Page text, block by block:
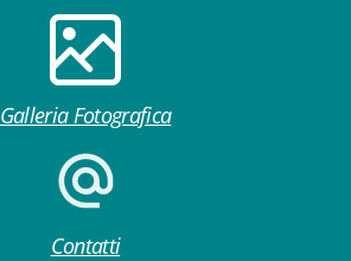
Galleria Fotografica
Contatti